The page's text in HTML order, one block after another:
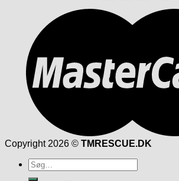
Copyright 2026 © TMRESCUE.DK
Søg
efter: